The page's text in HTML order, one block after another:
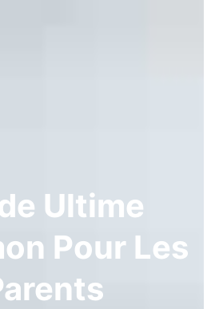
Ultime
Pour Les